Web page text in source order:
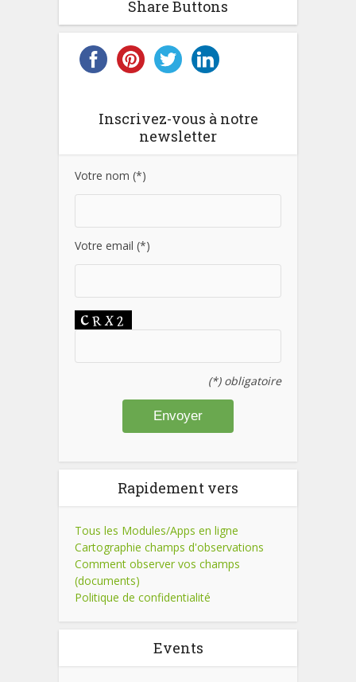
Share Buttons
Inscrivez-vous à notre
newsletter
Votre nom (*)
Votre email (*)
(*) obligatoire
Rapidement vers
Tous les Modules/Apps en ligne
Cartographie champs d'observations
Comment observer vos champs
(documents)
Politique de confidentialité
Events